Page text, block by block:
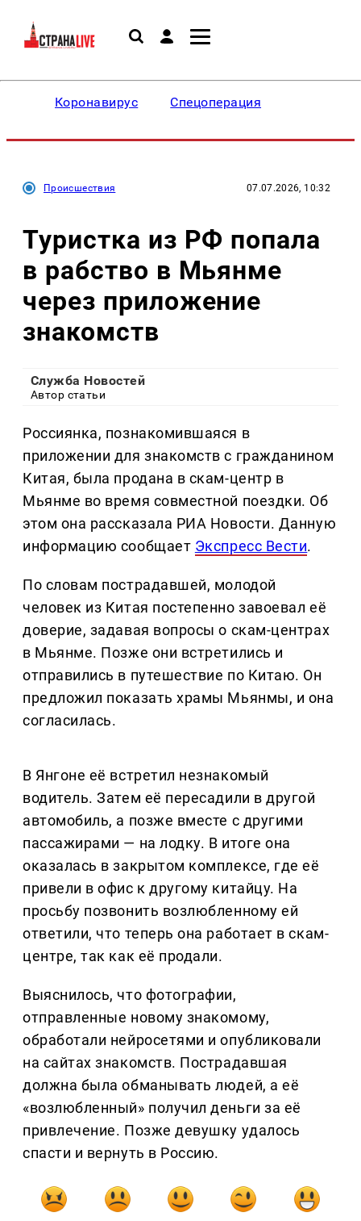
Коронавирус Спецоперация
Происшествия 07.07.2026, 10:32
Туристка из РФ попала
в рабство в Мьянме
через приложение
знакомств
Служба Новостей
Автор статьи
Россиянка, познакомившаяся в
приложении для знакомств с гражданином
Китая, была продана в скам-центр в
Мьянме во время совместной поездки. Об
этом она рассказала РИА Новости. Данную
информацию сообщает Экспресс Вести.
По словам пострадавшей, молодой
человек из Китая постепенно завоевал её
доверие, задавая вопросы о скам-центрах
в Мьянме. Позже они встретились и
отправились в путешествие по Китаю. Он
предложил показать храмы Мьянмы, и она
согласилась.
В Янгоне её встретил незнакомый
водитель. Затем её пересадили в другой
автомобиль, а позже вместе с другими
пассажирами — на лодку. В итоге она
оказалась в закрытом комплексе, где её
привели в офис к другому китайцу. На
просьбу позвонить возлюбленному ей
ответили, что теперь она работает в скам-
центре, так как её продали.
Выяснилось, что фотографии,
отправленные новому знакомому,
обработали нейросетями и опубликовали
на сайтах знакомств. Пострадавшая
должна была обманывать людей, а её
«возлюбленный» получил деньги за её
привлечение. Позже девушку удалось
спасти и вернуть в Россию.